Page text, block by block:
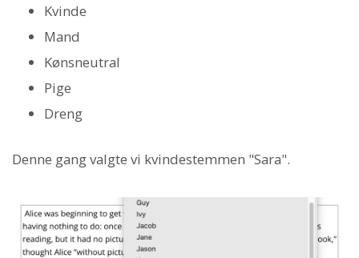
Kvinde
Mand
Kønsneutral
Pige
Dreng
Denne gang valgte vi kvindestemmen "Sara".